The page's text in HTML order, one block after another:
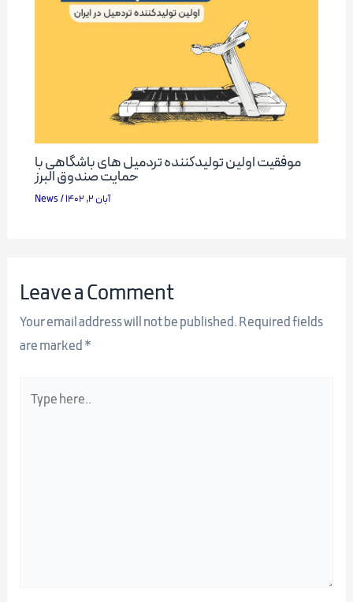
موفقیت اولین تولیدکننده تردمیل های باشگاهی با
حمایت صندوق البرز
News / آبان 2, 1402
Leave a Comment
Your email address will not be published.Required fields
are marked*
here..